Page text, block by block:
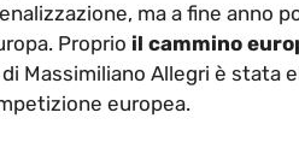
ma a fine anno
Proprio il cammino
Massimiliano Allegri è stata
europea.